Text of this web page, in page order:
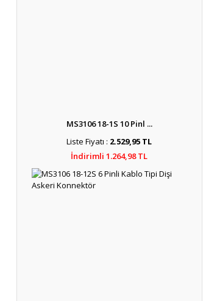
MS3106 18-1S 10 Pinl ...
Liste Fiyatı : 2.529,95 TL
İndirimli 1.264,98 TL